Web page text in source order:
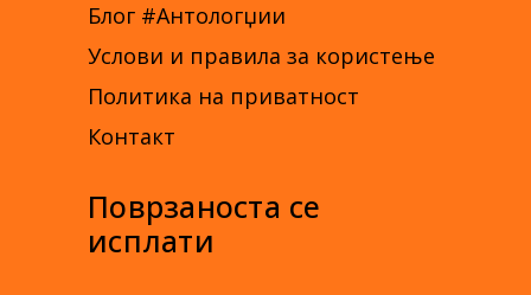
Блог #Антологџии
Услови и правила за користење
Политика на приватност
Контакт
Поврзаноста се
исплати